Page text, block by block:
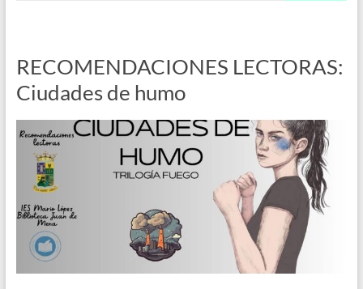
RECOMENDACIONES LECTORAS:
Ciudades de humo